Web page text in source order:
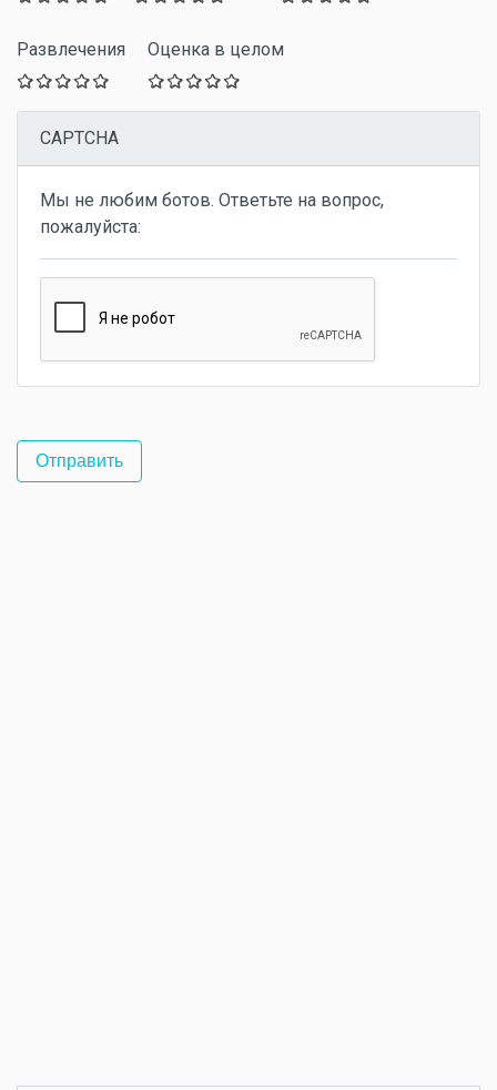
Развлечения Оценка в целом
CAPTCHA
Мы не любим ботов. Ответьте на вопрос,
пожалуйста: